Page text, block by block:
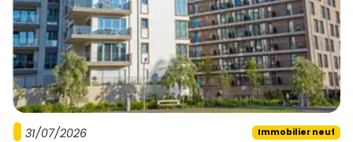
31/07/2026 Immobilier neuf